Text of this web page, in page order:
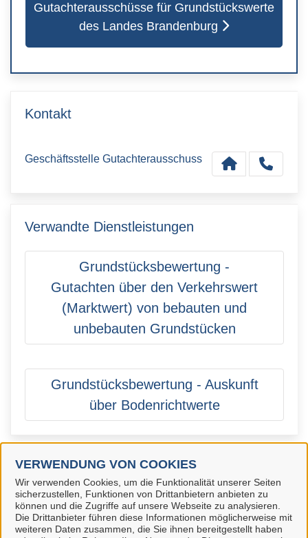
VERWENDUNG VON COOKIES
Wir verwenden Cookies, um die Funktionalität unserer Seiten
sicherzustellen, Funktionen von Drittanbietern anbieten zu
können und die Zugriffe auf unsere Webseite zu analysieren.
Die Drittanbieter führen diese Informationen möglicherweise mit
weiteren Daten zusammen, die Sie ihnen bereitgestellt haben
Gutachterausschüsse für Grundstückswerte
des Landes Brandenburg
Kontakt
Geschäftsstelle Gutachterausschuss
Verwandte Dienstleistungen
Grundstücksbewertung -
Gutachten über den Verkehrswert
(Marktwert) von bebauten und
unbebauten Grundstücken
Grundstücksbewertung - Auskunft
über Bodenrichtwerte
Landkreis Märkisch-Oderland
Alle Rechte vorbehalten